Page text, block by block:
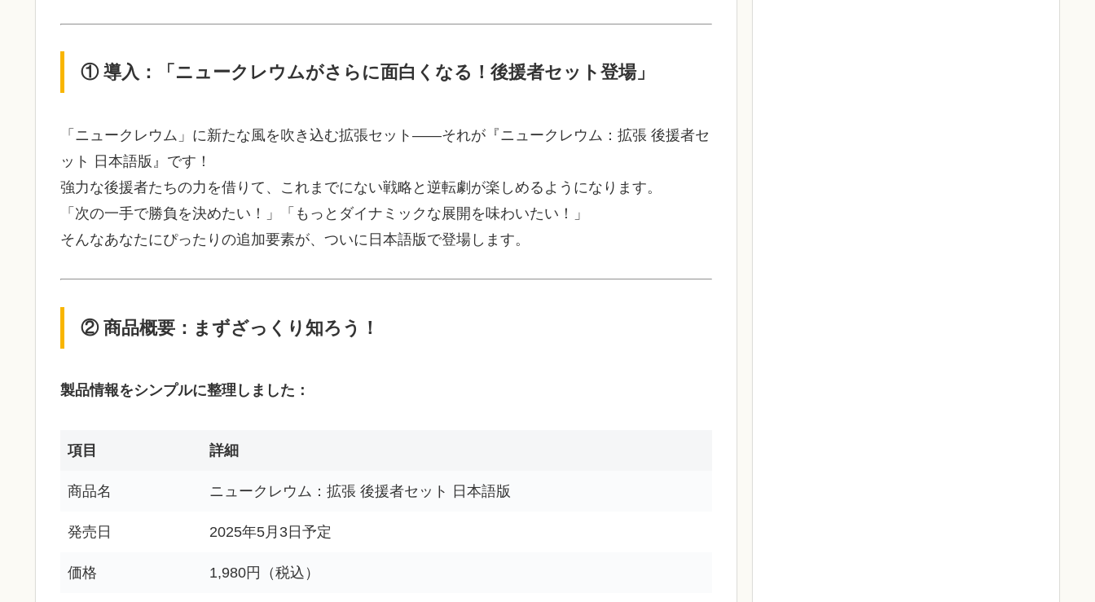
① 導入：「ニュークレウムがさらに面白くなる！後援者セット登場」
「ニュークレウム」に新たな風を吹き込む拡張セット――それが『ニュークレウム：拡張 後援者セ
ット 日本語版』です！
強力な後援者たちの力を借りて、これまでにない戦略と逆転劇が楽しめるようになります。
「次の一手で勝負を決めたい！」「もっとダイナミックな展開を味わいたい！」
そんなあなたにぴったりの追加要素が、ついに日本語版で登場します。
② 商品概要：まずざっくり知ろう！
製品情報をシンプルに整理しました：
項目 詳細
商品名 ニュークレウム：拡張 後援者セット 日本語版
発売日 2025年5月3日予定
価格 1,980円（税込）